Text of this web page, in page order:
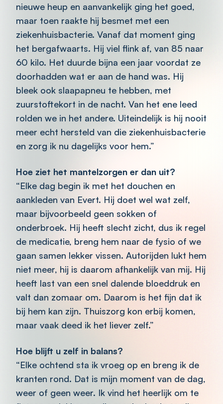
nieuwe heup en aanvankelijk ging het goed,
maar toen raakte hij besmet met een
ziekenhuisbacterie. Vanaf dat moment ging
het bergafwaarts. Hij viel flink af, van 85 naar
60 kilo. Het duurde bijna een jaar voordat ze
doorhadden wat er aan de hand was. Hij
bleek ook slaapapneu te hebben, met
zuurstoftekort in de nacht. Van het ene leed
rolden we in het andere. Uiteindelijk is hij nooit
meer echt hersteld van die ziekenhuisbacterie
en zorg ik nu dagelijks voor hem.”
Hoe ziet het mantelzorgen er dan uit?
“Elke dag begin ik met het douchen en
aankleden van Evert. Hij doet wel wat zelf,
maar bijvoorbeeld geen sokken of
onderbroek. Hij heeft slecht zicht, dus ik regel
de medicatie, breng hem naar de fysio of we
gaan samen lekker vissen. Autorijden lukt hem
niet meer, hij is daarom afhankelijk van mij. Hij
heeft last van een snel dalende bloeddruk en
valt dan zomaar om. Daarom is het fijn dat ik
bij hem kan zijn. Thuiszorg kon erbij komen,
maar vaak deed ik het liever zelf.”
Hoe blijft u zelf in balans?
“Elke ochtend sta ik vroeg op en breng ik de
kranten rond. Dat is mijn moment van de dag,
weer of geen weer. Ik vind het heerlijk om te